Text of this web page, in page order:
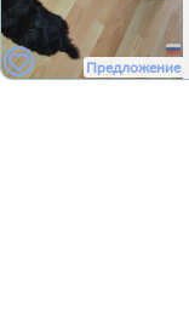
Предложение